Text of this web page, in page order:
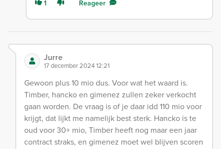
1 Reageer
Jurre
17 december 2024 12:21
Gewoon plus 10 mio dus. Voor wat het waard is.
Timber, hancko en gimenez zullen zeker verkocht
gaan worden. De vraag is of je daar idd 110 mio voor
krijgt, dat lijkt me namelijk best sterk. Hancko is te
oud voor 30+ mio, Timber heeft nog maar een jaar
contract straks, en gimenez moet wel blijven scoren